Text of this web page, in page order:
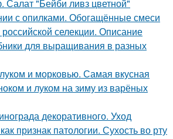
Салат "Бейби ливз цветной"
с опилками. Обогащённые смеси
селекции. Описание
для выращивания в разных
и морковью. Самая вкусная
и луком на зиму из варёных
декоративного. Уход
признак патологии. Сухость во рту